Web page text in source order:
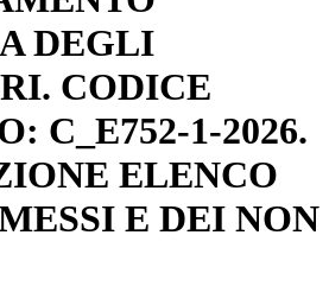
DEGLI
CODICE
C_E752-1-2026.
ELENCO
E DEI NON